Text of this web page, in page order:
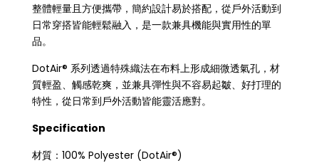
整體輕量且方便攜帶，簡約設計易於搭配，從戶外活動到
日常穿搭皆能輕鬆融入，是一款兼具機能與實用性的單
品。
DotAir® 系列透過特殊織法在布料上形成細微透氣孔，材
質輕盈、觸感乾爽，並兼具彈性與不容易起皺、好打理的
特性，從日常到戶外活動皆能靈活應對。
Specification
材質：100% Polyester (DotAir®)